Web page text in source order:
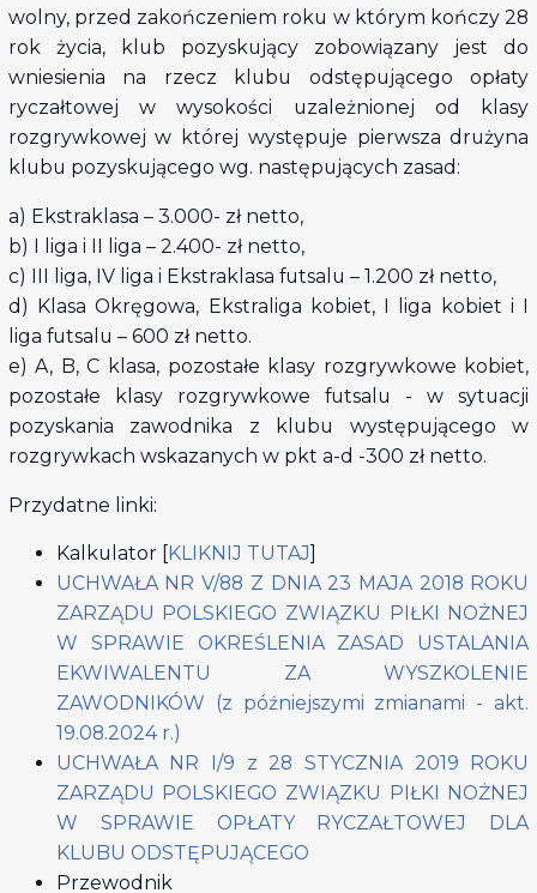
wolny, przed zakończeniem roku w którym kończy 28
rok życia, klub pozyskujący zobowiązany jest do
wniesienia na rzecz klubu odstępującego opłaty
ryczałtowej w wysokości uzależnionej od klasy
rozgrywkowej w której występuje pierwsza drużyna
klubu pozyskującego wg. następujących zasad:
a) Ekstraklasa – 3.000- zł netto,
b) I liga i II liga – 2.400- zł netto,
c) III liga, IV liga i Ekstraklasa futsalu – 1.200 zł netto,
d) Klasa Okręgowa, Ekstraliga kobiet, I liga kobiet i I
liga futsalu – 600 zł netto.
e) A, B, C klasa, pozostałe klasy rozgrywkowe kobiet,
pozostałe klasy rozgrywkowe futsalu - w sytuacji
pozyskania zawodnika z klubu występującego w
rozgrywkach wskazanych w pkt a-d -300 zł netto.
Przydatne linki:
Kalkulator [ KLIKNIJ TUTAJ
UCHWAŁA NR V/88 Z DNIA 23 MAJA 2018 ROKU
ZARZĄDU POLSKIEGO ZWIĄZKU PIŁKI NOŻNEJ
W SPRAWIE OKREŚLENIA ZASAD USTALANIA
EKWIWALENTU ZA WYSZKOLENIE
ZAWODNIKÓW (z późniejszymi zmianami - akt.
19.08.2024 r.)
UCHWAŁA NR I/9 z 28 STYCZNIA 2019 ROKU
ZARZĄDU POLSKIEGO ZWIĄZKU PIŁKI NOŻNEJ
W SPRAWIE OPŁATY RYCZAŁTOWEJ DLA
KLUBU ODSTĘPUJĄCEGO
Przewodnik